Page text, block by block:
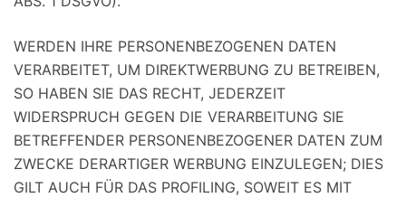
WERDEN IHRE PERSONENBEZOGENEN DATEN
VERARBEITET, UM DIREKTWERBUNG ZU BETREIBEN,
SO HABEN SIE DAS RECHT, JEDERZEIT
WIDERSPRUCH GEGEN DIE VERARBEITUNG SIE
BETREFFENDER PERSONENBEZOGENER DATEN ZUM
ZWECKE DERARTIGER WERBUNG EINZULEGEN; DIES
GILT AUCH FÜR DAS PROFILING, SOWEIT ES MIT